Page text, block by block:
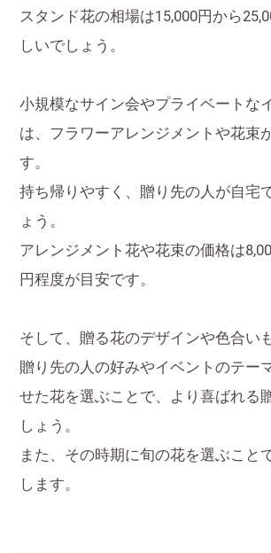
スタンド花の相場は15,000円から
しいでしょう。
小規模なサイン会やプライベートな
は、フラワーアレンジメントや花束
す。
持ち帰りやすく、贈り先の人が自宅
ょう。
アレンジメント花や花束の価格は
円程度が目安です。
そして、贈る花のデザインや色合い
贈り先の人の好みやイベントのテー
せた花を選ぶことで、より喜ばれる
しょう。
また、その時期に旬の花を選ぶこと
します。